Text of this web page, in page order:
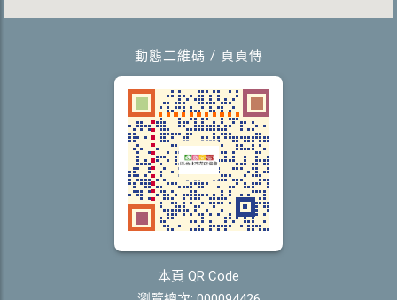
動態二維碼 / 頁頁傳
本頁 QR Code